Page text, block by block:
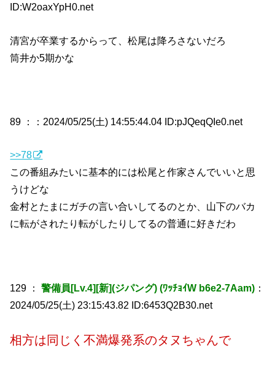
ID:W2oaxYpH0.net
清宮が卒業するからって、松尾は降ろさないだろ
筒井か5期かな
89 ： ：2024/05/25(土) 14:55:44.04 ID:pJQeqQIe0.net
>>78
この番組みたいに基本的には松尾と作家さんでいいと思
うけどな
金村とたまにガチの言い合いしてるのとか、山下のバカ
に転がされたり転がしたりしてるの普通に好きだわ
129 ： 警備員[Lv.4][新](ジパング) (ﾜｯﾁｮｲW b6e2-7Aam) ：
2024/05/25(土) 23:15:43.82 ID:6453Q2B30.net
相方は同じく不満爆発系のタヌちゃんで